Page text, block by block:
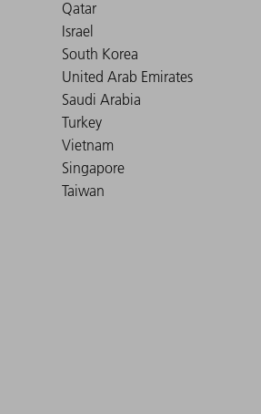
Qatar
Israel
South Korea
United Arab Emirates
Saudi Arabia
Turkey
Vietnam
Singapore
Taiwan